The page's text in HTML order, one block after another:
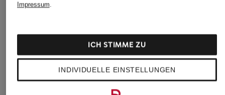
comma
SEM PER LEI
Impressum.
INDIVIDUELLE EINSTELLUNGEN
ICH STIMME ZU